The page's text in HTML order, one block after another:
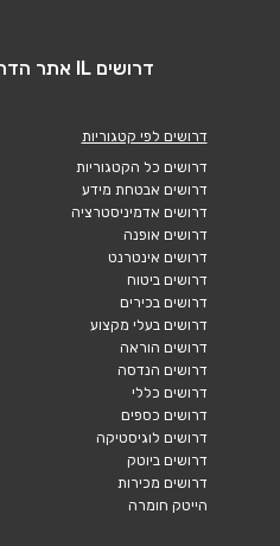
דרושים IL אתר הדרושים של ישראל
דרושים לפי קטגוריות
דרושים כל הקטגוריות
דרושים אבטחת מידע
דרושים אדמיניסטרציה
דרושים אופנה
דרושים אינטרנט
דרושים ביטוח
דרושים בכירים
דרושים בעלי מקצוע
דרושים הוראה
דרושים הנדסה
דרושים כללי
דרושים כספים
דרושים לוגיסטיקה
דרושים ביוטק
דרושים מכירות
הייטק חומרה